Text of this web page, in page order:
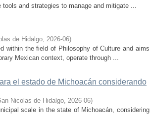
and strategies to manage and mitigate ...
de Hidalgo, 2026-06)
within the field of Philosophy of Culture and aims
Mexican context, operate through ...
el estado de Michoacán considerando
Nicolas de Hidalgo, 2026-06)
scale in the state of Michoacán, considering